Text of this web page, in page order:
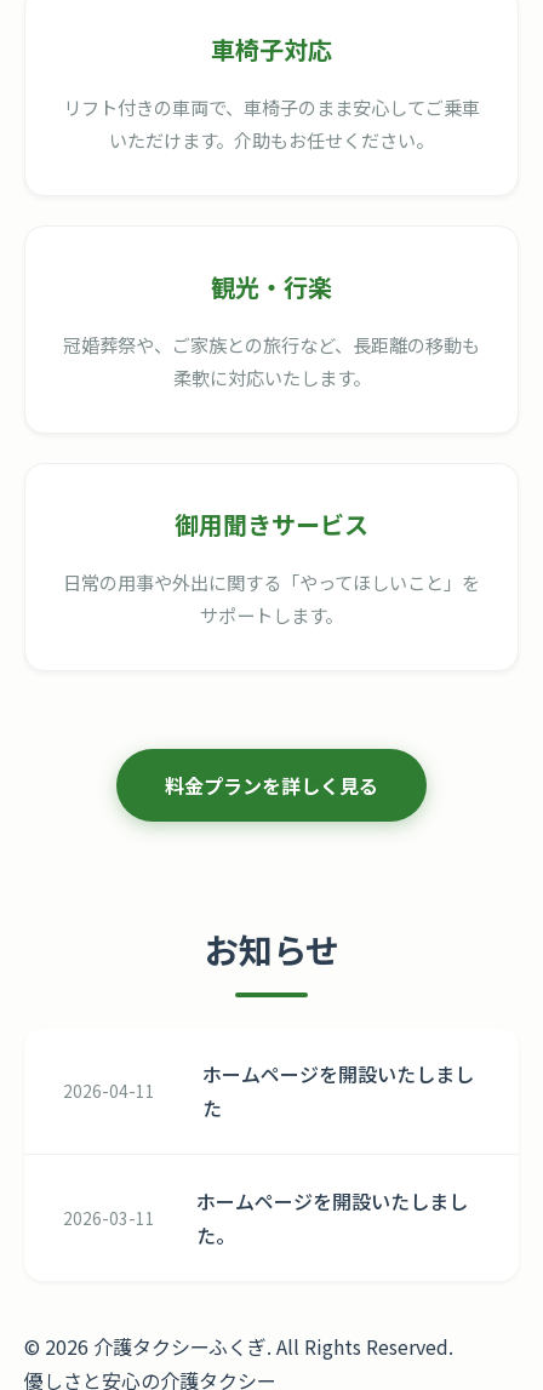
車椅子対応
リフト付きの車両で、車椅子のまま安心してご乗車
いただけます。介助もお任せください。
観光・行楽
冠婚葬祭や、ご家族との旅行など、長距離の移動も
柔軟に対応いたします。
御用聞きサービス
日常の用事や外出に関する「やってほしいこと」を
サポートします。
料金プランを詳しく見る
お知らせ
2026-04-11
ホームページを開設いたしまし
た
2026-03-11
ホームページを開設いたしまし
た。
© 2026 介護タクシーふくぎ. All Rights Reserved.
優しさと安心の介護タクシー